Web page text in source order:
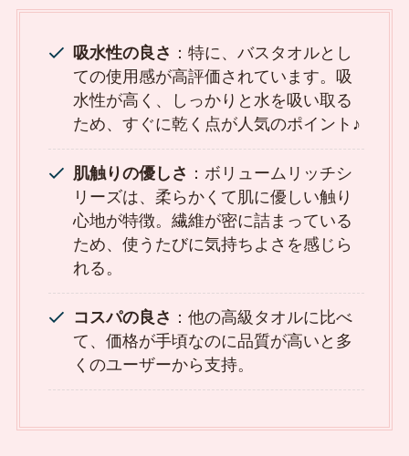
吸水性の良さ ：特に、バスタオルとし
ての使用感が高評価されています。吸
水性が高く、しっかりと水を吸い取る
ため、すぐに乾く点が人気のポイント♪
肌触りの優しさ ：ボリュームリッチシ
リーズは、柔らかくて肌に優しい触り
心地が特徴。繊維が密に詰まっている
ため、使うたびに気持ちよさを感じら
れる。
コスパの良さ ：他の高級タオルに比べ
て、価格が手頃なのに品質が高いと多
くのユーザーから支持。